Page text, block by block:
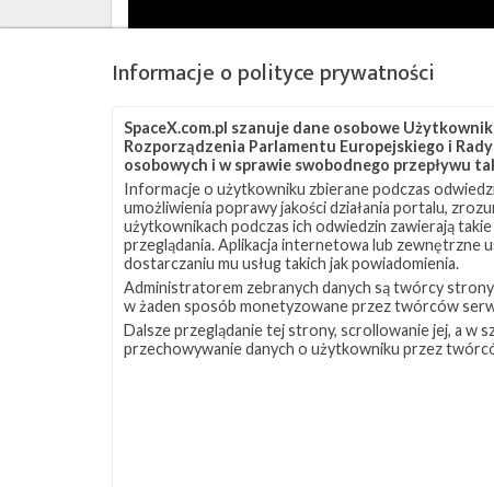
Źródła:Next Spaceflight,T.S. Kelso (1),(2)
Szukaj po tematach
ASOG Falcon 9 SLC-40 Starlink
Informacje o polityce prywatności
SpaceX.com.pl szanuje dane osobowe
Rozporządzenia Parlamentu Europejskiego i
osobowych i w sprawie swobodnego przepływu
Informacje o użytkowniku zbierane podczas
umożliwienia poprawy jakości działania portalu,
użytkownikach podczas ich odwiedzin zawierają
przeglądania. Aplikacja internetowa lub zewnętrzne
dostarczaniu mu usług takich jak powiadomienia.
Administratorem zebranych danych są twórcy strony
w żaden sposób monetyzowane przez twórców
Dalsze przeglądanie tej strony, scrollowanie jej, a w
przechowywanie danych o użytkowniku przez